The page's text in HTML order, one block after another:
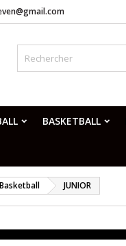
BASKETBALL
JUNIOR